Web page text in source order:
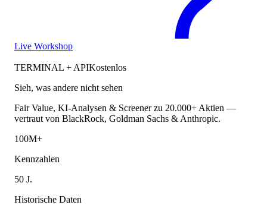
Live Workshop
TERMINAL + APIKostenlos
Sieh, was andere nicht sehen
Fair Value, KI-Analysen & Screener zu 20.000+ Aktien —
vertraut von BlackRock, Goldman Sachs & Anthropic.
100M+
Kennzahlen
50 J.
Historische Daten